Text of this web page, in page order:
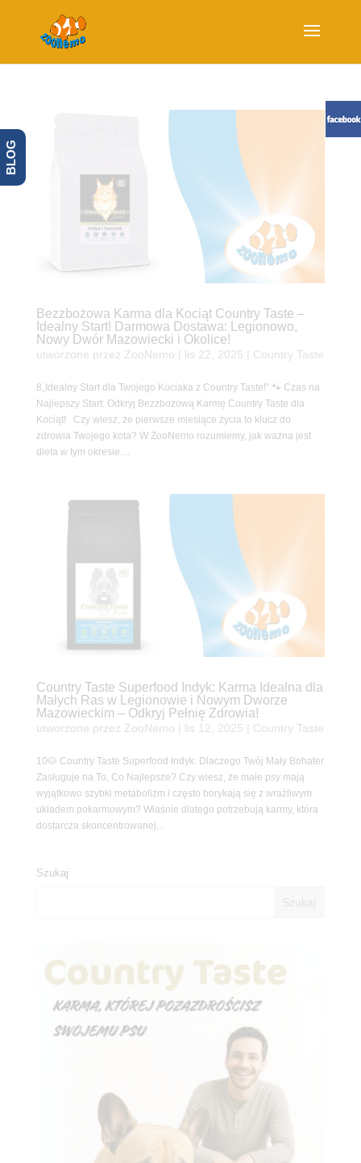
Bezzbożowa Karma dla Kociąt Country Taste –
Idealny Start! Darmowa Dostawa: Legionowo,
Nowy Dwór Mazowiecki i Okolice!
utworzone przez ZooNemo lis 22, 2025 Country Taste
8„Idealny Start dla Twojego Kociaka z Country Taste!” 🐾 Czas na
Najlepszy Start: Odkryj Bezzbożową Karmę Country Taste dla
Kociąt! Czy wiesz, że pierwsze miesiące życia to klucz do
zdrowia Twojego kota? W ZooNemo rozumiemy, jak ważna jest
dieta w tym okresie....
Country Taste Superfood Indyk: Karma Idealna dla
Małych Ras w Legionowie i Nowym Dworze
Mazowieckim – Odkryj Pełnię Zdrowia!
utworzone przez ZooNemo lis 12, 2025 Country Taste
10🐶 Country Taste Superfood Indyk: Dlaczego Twój Mały Bohater
Zasługuje na To, Co Najlepsze? Czy wiesz, że małe psy mają
wyjątkowo szybki metabolizm i często borykają się z wrażliwym
układem pokarmowym? Właśnie dlatego potrzebują karmy, która
dostarcza skoncentrowanej...
Szukaj
BLOG